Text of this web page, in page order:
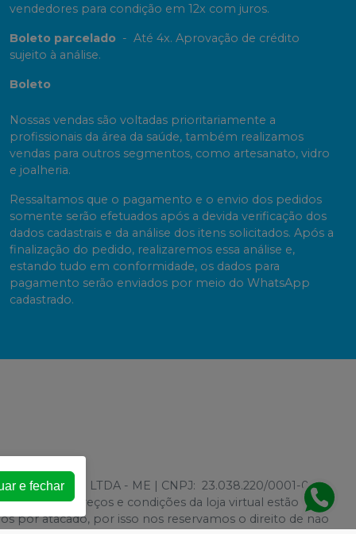
vendedores para condição em 12x com juros.
Boleto parcelado - Até 4x. Aprovação de crédito
sujeito à análise.
Boleto
Nossas vendas são voltadas prioritariamente a
profissionais da área da saúde, também realizamos
vendas para outros segmentos, como artesanato, vidro
e joalheria.
Ressaltamos que o pagamento e o envio dos pedidos
somente serão efetuados após a devida verificação dos
dados cadastrais e da análise dos itens solicitados. Após a
finalização do pedido, realizaremos essa análise e,
estando tudo em conformidade, os dados para
pagamento serão enviados por meio do WhatsApp
cadastrado.
LTDA - ME | CNPJ: 23.038.220/0001-00 |
- Os preços e condições da loja virtual estão
por atacado, por isso nos reservamos o direito de não
e fechar